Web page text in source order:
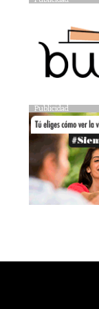
Publicidad